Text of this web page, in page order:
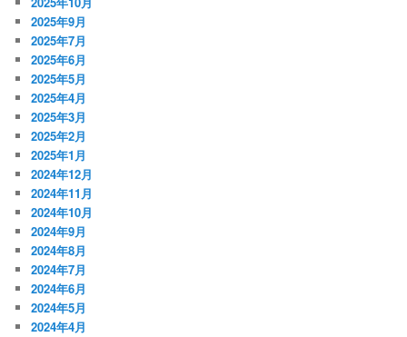
2025年9月
2025年7月
2025年6月
2025年5月
2025年4月
2025年3月
2025年2月
2025年1月
2024年12月
2024年11月
2024年10月
2024年9月
2024年8月
2024年7月
2024年6月
2024年5月
2024年4月